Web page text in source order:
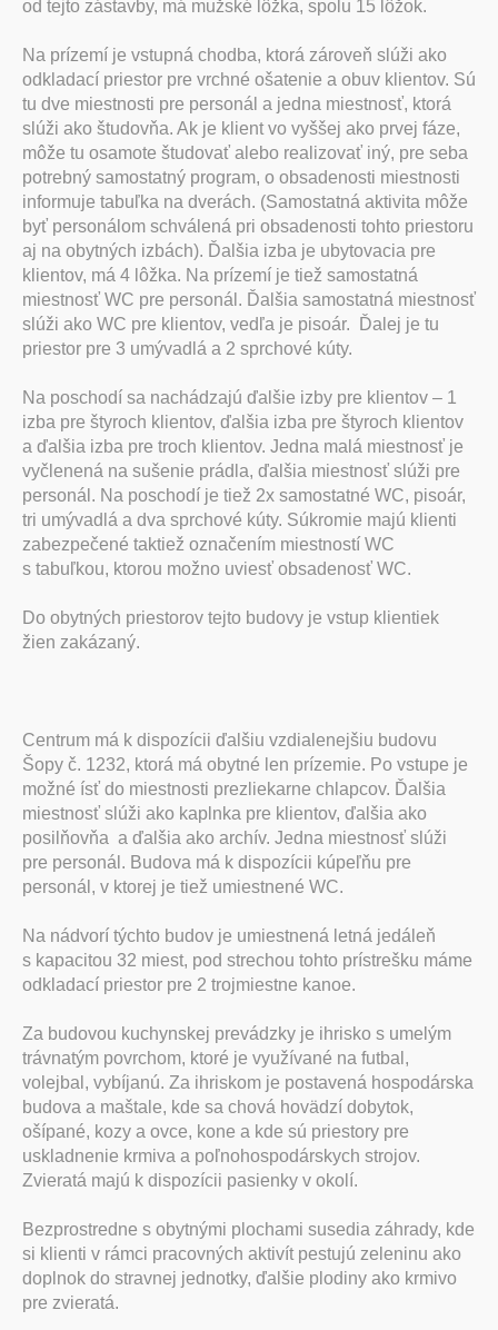
od tejto zástavby, má mužské lôžka, spolu 15 lôžok.
Na prízemí je vstupná chodba, ktorá zároveň slúži ako
odkladací priestor pre vrchné ošatenie a obuv klientov. Sú
tu dve miestnosti pre personál a jedna miestnosť, ktorá
slúži ako študovňa. Ak je klient vo vyššej ako prvej fáze,
môže tu osamote študovať alebo realizovať iný, pre seba
potrebný samostatný program, o obsadenosti miestnosti
informuje tabuľka na dverách. (Samostatná aktivita môže
byť personálom schválená pri obsadenosti tohto priestoru
aj na obytných izbách). Ďalšia izba je ubytovacia pre
klientov, má 4 lôžka. Na prízemí je tiež samostatná
miestnosť WC pre personál. Ďalšia samostatná miestnosť
slúži ako WC pre klientov, vedľa je pisoár. Ďalej je tu
priestor pre 3 umývadlá a 2 sprchové kúty.
Na poschodí sa nachádzajú ďalšie izby pre klientov – 1
izba pre štyroch klientov, ďalšia izba pre štyroch klientov
a ďalšia izba pre troch klientov. Jedna malá miestnosť je
vyčlenená na sušenie prádla, ďalšia miestnosť slúži pre
personál. Na poschodí je tiež 2x samostatné WC, pisoár,
tri umývadlá a dva sprchové kúty. Súkromie majú klienti
zabezpečené taktiež označením miestností WC
s tabuľkou, ktorou možno uviesť obsadenosť WC.
Do obytných priestorov tejto budovy je vstup klientiek
žien zakázaný.
Centrum má k dispozícii ďalšiu vzdialenejšiu budovu
Šopy č. 1232, ktorá má obytné len prízemie. Po vstupe je
možné ísť do miestnosti prezliekarne chlapcov. Ďalšia
miestnosť slúži ako kaplnka pre klientov, ďalšia ako
posilňovňa a ďalšia ako archív. Jedna miestnosť slúži
pre personál. Budova má k dispozícii kúpeľňu pre
personál, v ktorej je tiež umiestnené WC.
Na nádvorí týchto budov je umiestnená letná jedáleň
s kapacitou 32 miest, pod strechou tohto prístrešku máme
odkladací priestor pre 2 trojmiestne kanoe.
Za budovou kuchynskej prevádzky je ihrisko s umelým
trávnatým povrchom, ktoré je využívané na futbal,
volejbal, vybíjanú. Za ihriskom je postavená hospodárska
budova a maštale, kde sa chová hovädzí dobytok,
ošípané, kozy a ovce, kone a kde sú priestory pre
uskladnenie krmiva a poľnohospodárskych strojov.
Zvieratá majú k dispozícii pasienky v okolí.
Bezprostredne s obytnými plochami susedia záhrady, kde
si klienti v rámci pracovných aktivít pestujú zeleninu ako
doplnok do stravnej jednotky, ďalšie plodiny ako krmivo
pre zvieratá.